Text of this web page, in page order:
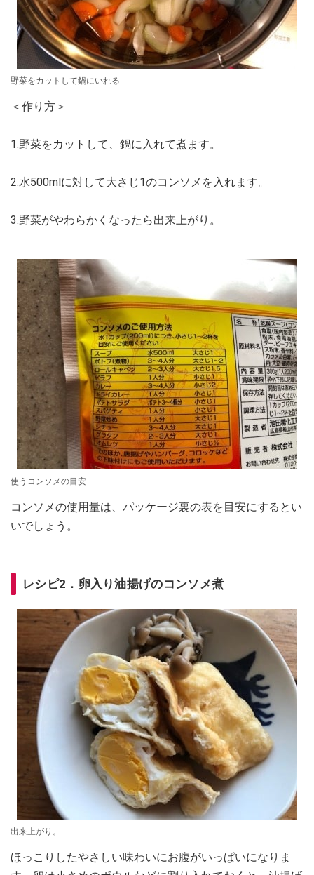
野菜をカットして鍋にいれる
＜作り方＞
1.野菜をカットして、鍋に入れて煮ます。
2.水500mlに対して大さじ1のコンソメを入れます。
3.野菜がやわらかくなったら出来上がり。
使うコンソメの目安
コンソメの使用量は、パッケージ裏の表を目安にするとい
いでしょう。
レシピ2．卵入り油揚げのコンソメ煮
出来上がり。
ほっこりしたやさしい味わいにお腹がいっぱいになりま